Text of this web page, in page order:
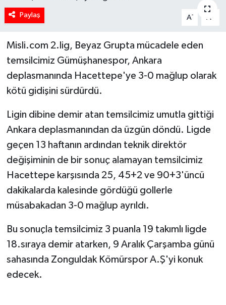
Paylaş A- A
Misli.com 2.lig, Beyaz Grupta mücadele eden
temsilcimiz Gümüşhanespor, Ankara
deplasmanında Hacettepe'ye 3-0 mağlup olarak
kötü gidişini sürdürdü.
Ligin dibine demir atan temsilcimiz umutla gittiği
Ankara deplasmanından da üzgün döndü. Ligde
geçen 13 haftanın ardından teknik direktör
değişiminin de bir sonuç alamayan temsilcimiz
Hacettepe karşısında 25, 45+2 ve 90+3'üncü
dakikalarda kalesinde gördüğü gollerle
müsabakadan 3-0 mağlup ayrıldı.
Bu sonuçla temsilcimiz 3 puanla 19 takımlı ligde
18.sıraya demir atarken, 9 Aralık Çarşamba günü
sahasında Zonguldak Kömürspor A.Ş'yi konuk
edecek.